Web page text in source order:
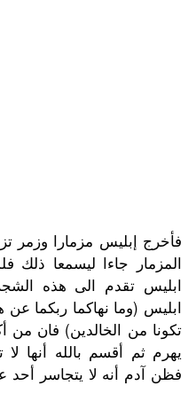
فأخرج إبليس مزمارا وزمر
المزمار جاءا ليسمعا ذلك
ابليس تقدم الى هذه
ابليس (وما نهاكما ربكما عن
تكونا من الخالدين) فان
يهرم ثم أقسم بالله أنها
فظن آدم أنه لا يتجاسر أحد